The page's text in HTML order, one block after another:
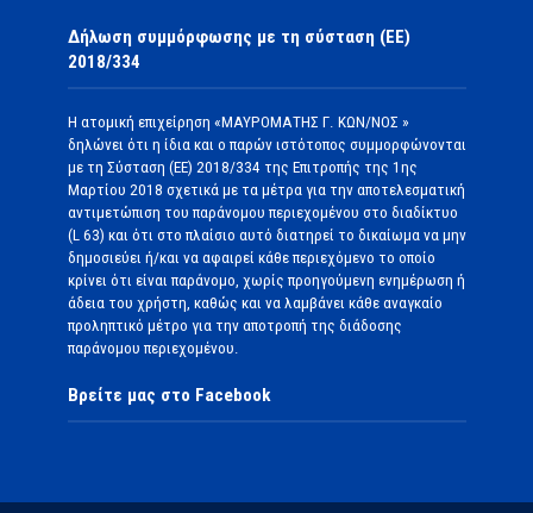
Δήλωση συμμόρφωσης με τη σύσταση (ΕΕ)
2018/334
Η ατομική επιχείρηση «ΜΑΥΡΟΜΑΤΗΣ Γ. ΚΩΝ/ΝΟΣ »
δηλώνει ότι η ίδια και ο παρών ιστότοπος συμμορφώνονται
με τη Σύσταση (ΕΕ) 2018/334 της Επιτροπής της 1ης
Μαρτίου 2018 σχετικά με τα μέτρα για την αποτελεσματική
αντιμετώπιση του παράνομου περιεχομένου στο διαδίκτυο
(L 63) και ότι στο πλαίσιο αυτό διατηρεί το δικαίωμα να μην
δημοσιεύει ή/και να αφαιρεί κάθε περιεχόμενο το οποίο
κρίνει ότι είναι παράνομο, χωρίς προηγούμενη ενημέρωση ή
άδεια του χρήστη, καθώς και να λαμβάνει κάθε αναγκαίο
προληπτικό μέτρο για την αποτροπή της διάδοσης
παράνομου περιεχομένου.
Βρείτε μας στο Facebook